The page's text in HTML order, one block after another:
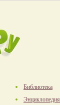
Библиотека
Энциклопедия